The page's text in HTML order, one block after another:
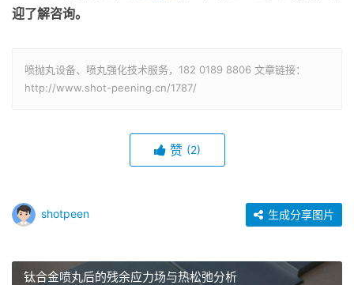
迎了解咨询。
喷抛丸设备、喷丸强化技术服务，182 0189 8806 文章链接：
http://www.shot-peening.cn/1787/
赞 (2)
shotpeen 生成分享图片
钛合金喷丸后的残余应力场与热松弛分析